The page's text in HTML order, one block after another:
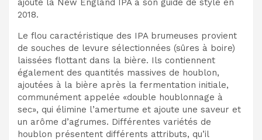
ajouté la New England IPA à son guide de style en
2018.
Le flou caractéristique des IPA brumeuses provient
de souches de levure sélectionnées (sûres à boire)
laissées flottant dans la bière. Ils contiennent
également des quantités massives de houblon,
ajoutées à la bière après la fermentation initiale,
communément appelée «double houblonnage à
sec», qui élimine l’amertume et ajoute une saveur et
un arôme d’agrumes. Différentes variétés de
houblon présentent différents attributs, qu’il